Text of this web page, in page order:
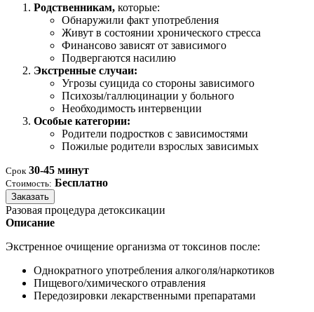
Родственникам, которые:
Обнаружили факт употребления
Живут в состоянии хронического стресса
Финансово зависят от зависимого
Подвергаются насилию
Экстренные случаи:
Угрозы суицида со стороны зависимого
Психозы/галлюцинации у больного
Необходимость интервенции
Особые категории:
Родители подростков с зависимостями
Пожилые родители взрослых зависимых
Срок 30-45 минут
Стоимость: Бесплатно
Заказать
Разовая процедура детоксикации
Описание
Экстренное очищение организма от токсинов после:
Однократного употребления алкоголя/наркотиков
Пищевого/химического отравления
Передозировки лекарственными препаратами